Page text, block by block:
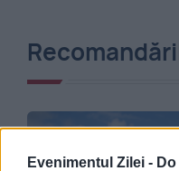
Evenimentul Zilei -